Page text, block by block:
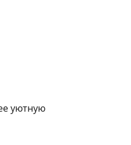
уютную